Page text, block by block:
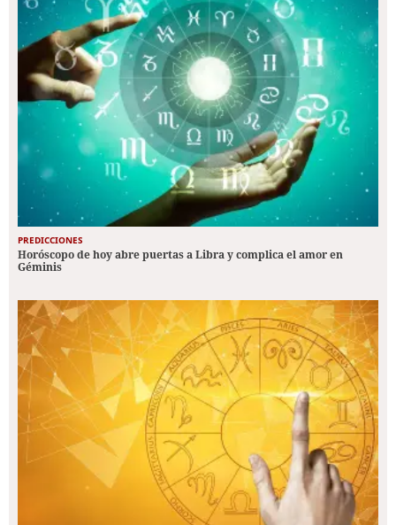
PREDICCIONES
Horóscopo de hoy abre puertas a Libra y complica el amor en
Géminis